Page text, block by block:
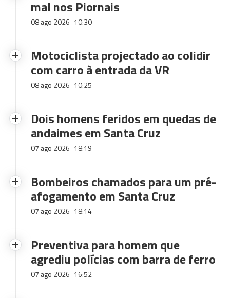
mal nos Piornais
08 ago 2026 10:30
Motociclista projectado ao colidir
com carro à entrada da VR
08 ago 2026 10:25
Dois homens feridos em quedas de
andaimes em Santa Cruz
07 ago 2026 18:19
Bombeiros chamados para um pré-
afogamento em Santa Cruz
07 ago 2026 18:14
Preventiva para homem que
agrediu polícias com barra de ferro
07 ago 2026 16:52